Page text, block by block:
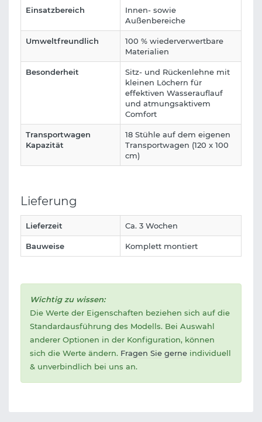
Einsatzbereich
Innen- sowie
Außenbereiche
Umweltfreundlich
100 % wiederverwertbare
Materialien
Besonderheit
Sitz- und Rückenlehne mit
kleinen Löchern für
effektiven Wasserauflauf
und atmungsaktivem
Comfort
Transportwagen
Kapazität
18 Stühle auf dem eigenen
Transportwagen (120 x 100
cm)
Lieferung
Lieferzeit Ca. 3 Wochen
Bauweise Komplett montiert
Wichtig zu wissen:
Die Werte der Eigenschaften beziehen sich auf die
Standardausführung des Modells. Bei Auswahl
anderer Optionen in der Konfiguration, können
sich die Werte ändern. Fragen Sie gerne individuell
& unverbindlich bei uns an.